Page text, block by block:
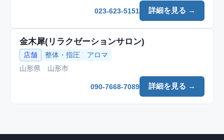
詳細を見る →
023-623-5151
金木犀(リラクゼーションサロン)
店舗 整体・指圧
アロマ
山形県 山形市
詳細を見る →
090-7668-7089